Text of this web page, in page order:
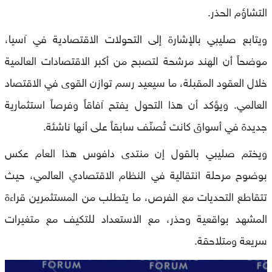
التشاؤم الحذر.
ويتابع صليبي بالإشارة إلى التحولات الاقتصادية في آسيا،
موضحاً أن الهند مرشحة لتصبح من أكبر الاقتصادات العالمية
خلال العقود المقبلة، ما سيعيد رسم توازن القوى في الاقتصاد
العالمي. ويؤكد أن هذا التحول يفتح آفاقاً وفرصاً استثمارية
جديدة في أسواق كانت تُصنّف سابقاً على أنها ناشئة.
ويختم صليبي بالقول إن منتدى دافوس هذا العام عكس
بوضوح مرحلة انتقالية في النظام الاقتصادي العالمي، حيث
تتقاطع التحديات مع الفرص، ما يتطلب من المستثمرين قراءة
المشهد بواقعية وحذر، مع الاستعداد للتكيف مع متغيرات
سريعة ومتلاحقة.